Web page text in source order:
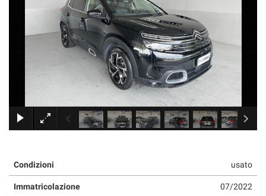
×
Condizioni usato
Immatricolazione 07/2022